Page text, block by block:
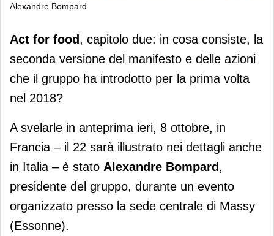
Alexandre Bompard
Carrefour presenta l'aggiornamento
di "Act for food"
Act for food, capitolo due: in cosa consiste, la
seconda versione del manifesto e delle azioni
che il gruppo ha introdotto per la prima volta
nel 2018?
A svelarle in anteprima ieri, 8 ottobre, in
Francia – il 22 sarà illustrato nei dettagli anche
in Italia – è stato Alexandre Bompard,
presidente del gruppo, durante un evento
organizzato presso la sede centrale di Massy
(Essonne).